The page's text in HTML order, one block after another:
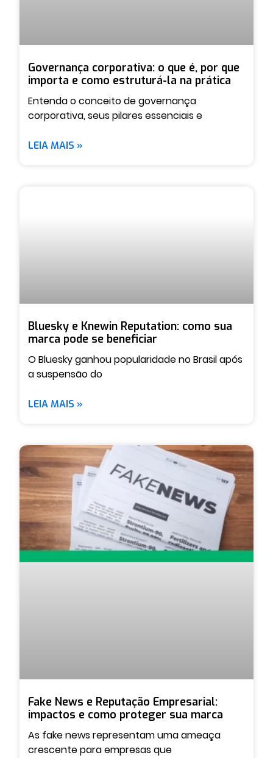
Governança corporativa: o que é, por que
importa e como estruturá-la na prática
Entenda o conceito de governança
corporativa, seus pilares essenciais e
LEIA MAIS »
Bluesky e Knewin Reputation: como sua
marca pode se beneficiar
O Bluesky ganhou popularidade no Brasil após
a suspensão do
LEIA MAIS »
Fake News e Reputação Empresarial:
impactos e como proteger sua marca
As fake news representam uma ameaça
crescente para empresas que